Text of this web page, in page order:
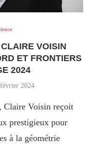
VOISIN
ET FRONTIERS
2024
2024
Claire Voisin reçoit
prestigieux pour
à la géométrie